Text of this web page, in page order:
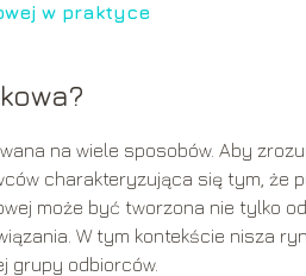
w praktyce
na wiele sposobów. Aby
charakteryzująca się tym, że
może być tworzona nie tylko
W tym kontekście nisza
grupy odbiorców.